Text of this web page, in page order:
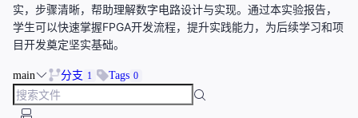
实，步骤清晰，帮助理解数字电路设计与实现。通过本实验报告，
学生可以快速掌握FPGA开发流程，提升实践能力，为后续学习和项
目开发奠定坚实基础。
main 分支 1 Tags 0